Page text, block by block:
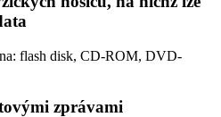
flash disk, CD-ROM, DVD-
zprávami